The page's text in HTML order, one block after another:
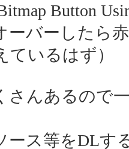
Bitmap Button
ーバーしたら
ているはず）
さんあるので
ース等をDLす